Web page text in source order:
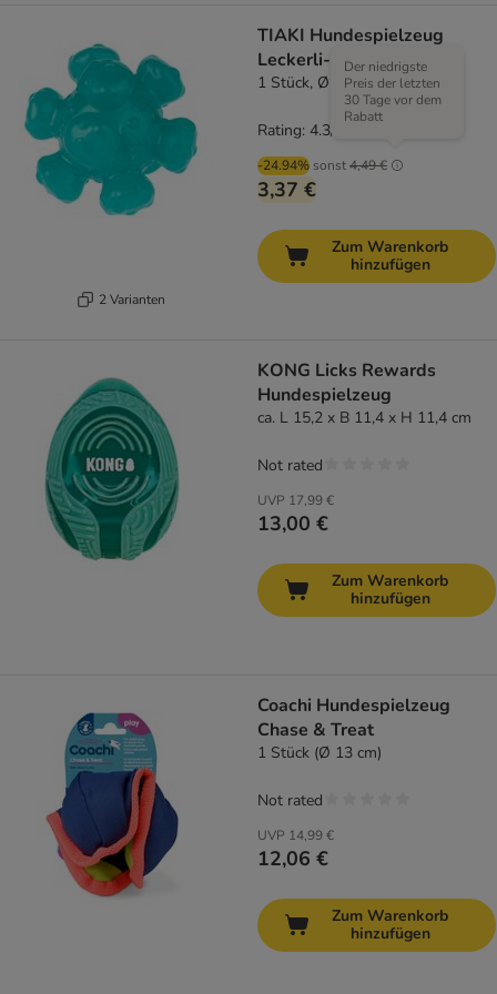
2 Varianten
TIAKI Hundespielzeug
Leckerli-Ball Meteorit
1 Stück, Ø 10 cm (Größe S)
-24.94% sonst4,49 €
Der niedrigste
Preis der letzten
30 Tage vor dem
Rabatt
3,37 €
Rating: 4.3/5
Zum Warenkorb
hinzufügen
KONG Licks Rewards
Hundespielzeug
ca. L 15,2 x B 11,4 x H 11,4 cm
UVP 17,99 €
13,00 €
Not rated
Zum Warenkorb
hinzufügen
Coachi Hundespielzeug
Chase & Treat
1 Stück (Ø 13 cm)
UVP 14,99 €
12,06 €
Not rated
Zum Warenkorb
hinzufügen